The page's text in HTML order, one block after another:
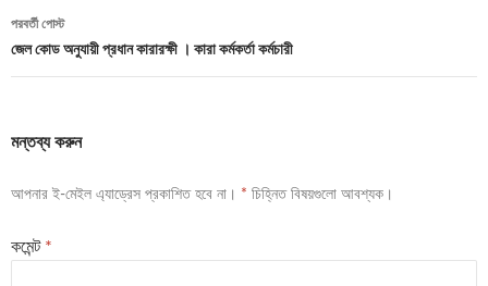
পরবর্তী পোস্ট
জেল কোড অনুযায়ী প্রধান কারারক্ষী । কারা কর্মকর্তা কর্মচারী
মন্তব্য করুন
আপনার ই-মেইল এ্যাড্রেস প্রকাশিত হবে না। * চিহ্নিত বিষয়গুলো আবশ্যক।
কমেন্ট *